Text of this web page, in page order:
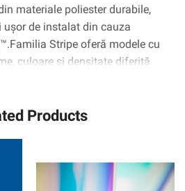
materiale poliester durabile,
de instalat din cauza
Stripe oferă modele cu
culoare și densitate diferită.
Products